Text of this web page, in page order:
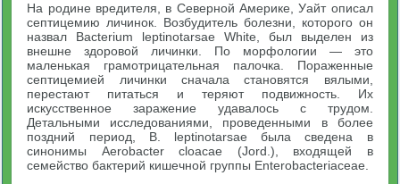
На родине вредителя, в Северной Америке, Уайт описал
септицемию личинок. Возбудитель болезни, которого он
назвал Bacterium leptinotarsae White, был выделен из
внешне здоровой личинки. По морфологии — это
маленькая грамотрицательная палочка. Пораженные
септицемией личинки сначала становятся вялыми,
перестают питаться и теряют подвижность. Их
искусственное заражение удавалось с трудом.
Детальными исследованиями, проведенными в более
поздний период, В. leptinotarsae была сведена в
синонимы Aerobacter cloacae (Jord.), входящей в
семейство бактерий кишечной группы Enterobacteriaceae.